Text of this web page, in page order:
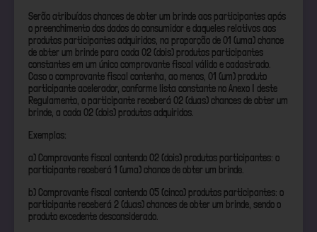
Serão atribuídas chances de obter um brinde aos participantes após
o preenchimento dos dados do consumidor e daqueles relativos aos
produtos participantes adquiridos, na proporção de 01 (uma) chance
de obter um brinde para cada 02 (dois) produtos participantes
constantes em um único comprovante fiscal válido e cadastrado.
Caso o comprovante fiscal contenha, ao menos, 01 (um) produto
participante acelerador, conforme lista constante no Anexo I deste
Regulamento, o participante receberá 02 (duas) chances de obter um
brinde, a cada 02 (dois) produtos adquiridos.
Exemplos:
a) Comprovante fiscal contendo 02 (dois) produtos participantes: o
participante receberá 1 (uma) chance de obter um brinde.
b) Comprovante fiscal contendo 05 (cinco) produtos participantes: o
participante receberá 2 (duas) chances de obter um brinde, sendo o
produto excedente desconsiderado.